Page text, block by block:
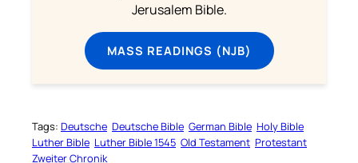
Jerusalem Bible.
MASS READINGS (NJB)
Tags: Deutsche Deutsche Bible German Bible Holy Bible
Luther Bible Luther Bible 1545 Old Testament Protestant
Zweiter Chronik